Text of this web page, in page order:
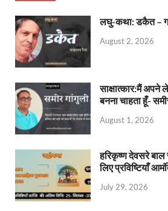
लघु-कथा: डकैत –
August 2, 2026
साक्षात्कार:मैं
बनना चाहता हूँ-
August 1, 2026
हरिकृष्ण देवसरे
लिए प्रविष्टियाँ
July 29, 2026